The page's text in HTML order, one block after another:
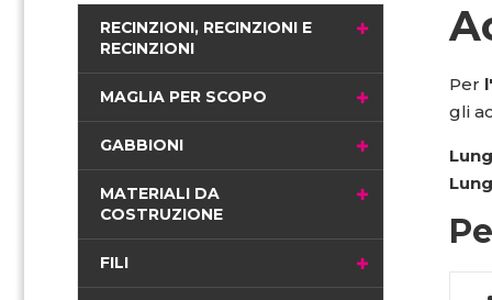
Per
gli
RECINZIONI, RECINZIONI E
RECINZIONI
MAGLIA PER SCOPO
GABBIONI
MATERIALI DA
COSTRUZIONE
FILI